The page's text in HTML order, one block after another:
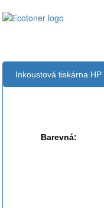
Inkoustová tiskárna HP
Barevná: